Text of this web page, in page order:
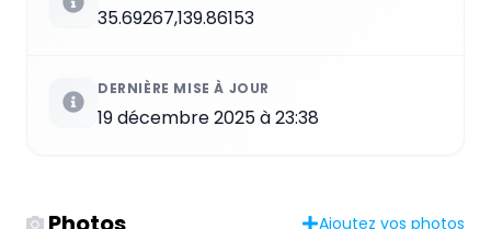
35.69267,139.86153
DERNIÈRE MISE À JOUR
19 décembre 2025 à 23:38
Ajoutez vos photos